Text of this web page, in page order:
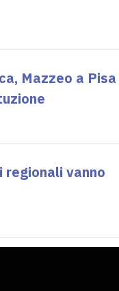
Mazzeo a Pisa
regionali vanno